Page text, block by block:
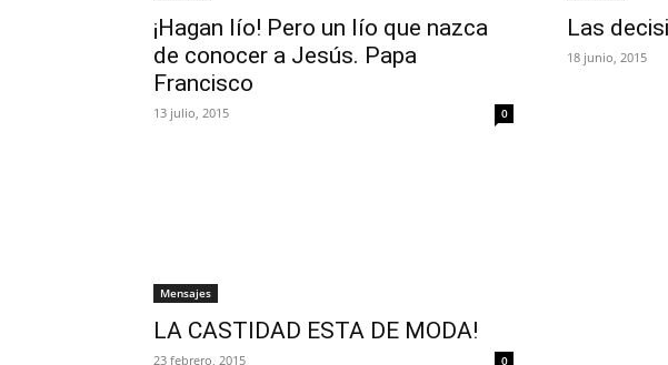
¡Hagan lío! Pero un lío que nazca
de conocer a Jesús. Papa
Francisco
13 julio, 2015 0
Las
18 junio, 2015
Mensajes
LA CASTIDAD ESTA DE MODA!
23 febrero, 2015 0